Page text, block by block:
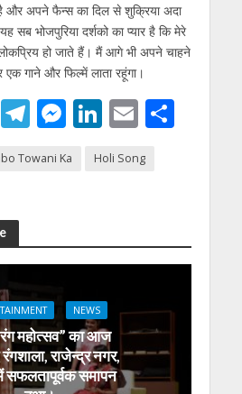
और अपने फैन्स का दिल से शुक्रिया अदा
सब भोजपुरिया दर्शको का प्यार है कि मेरे
हो जाते हैं। मैं आगे भी अपने चाहने
गाने और फिल्में लाता रहूंगा।
T
e
m
M
ss
g
Li
k
n
E
ai
S
Towani Ka
Holi Song
NEWS
महोत्सव” का आज
राजेन्द्र नगर,
सफलतापूर्वक समापन